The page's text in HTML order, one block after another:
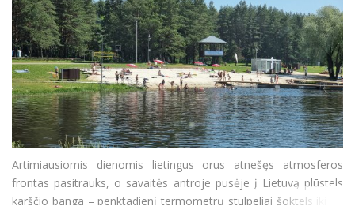
Artimiausiomis dienomis lietingus orus atnešęs atmosferos
frontas pasitrauks, o savaitės antroje pusėje į Lietuvą plūstels
karščio banga – penktadienį termometrų stulpeliai šoktels iki 31